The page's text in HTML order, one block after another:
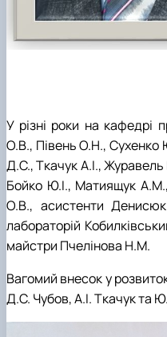
У різні роки на
О.В., Півень О.Н., Сухенко
Д.С., Ткачук А.І.,
Бойко Ю.І., Матиящук
О.В., асистенти
лабораторій
майстри Пчелінова Н.М.
Вагомий внесок у
Д.С. Чубов, А.І. Ткачук та